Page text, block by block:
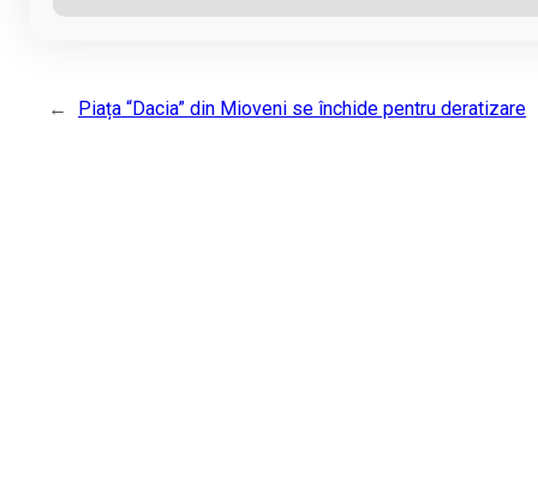
← Piața “Dacia” din Mioveni se închide pentru deratizare